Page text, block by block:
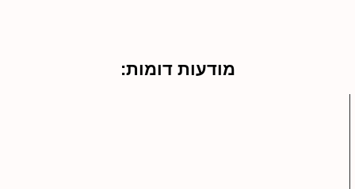
מודעות דומות: